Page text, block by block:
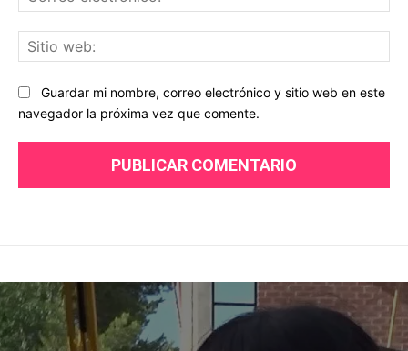
Guardar mi nombre, correo electrónico y sitio web en este
navegador la próxima vez que comente.